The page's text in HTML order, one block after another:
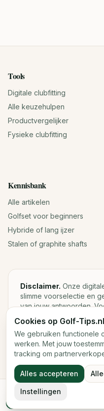
Tools
Digitale clubfitting
Alle keuzehulpen
Productvergelijker
Fysieke clubfitting
Kennisbank
Alle artikelen
Golfset voor beginners
Hybride of lang ijzer
Stalen of graphite shafts
Disclaimer. Onze
slimme voorselectie en
van jouw antwoorden.
loft, lie, shaftgewicht en
fitting met launch monitor
2026Golf-Tips.nl — Het
Nederland.
Cookies op Golf-Tips.nl
We gebruiken functionele
werken. Met jouw
tracking om
Alles accepteren
Instellingen